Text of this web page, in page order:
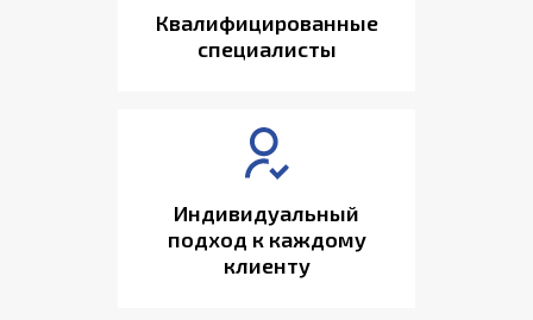
Квалифицированные
специалисты
Индивидуальный
подход к каждому
клиенту